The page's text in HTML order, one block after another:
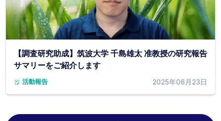
【調査研究助成】筑波大学 千島雄太 准教授の研究報告
サマリーをご紹介します
活動報告 2025年06月23日